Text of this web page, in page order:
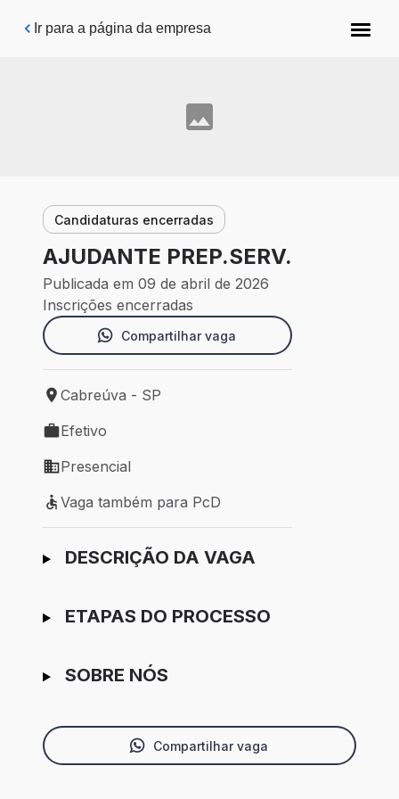
Pular para o conteúdo principal
Ir para a página da empresa
Candidaturas encerradas
AJUDANTE PREP.SERV.
Publicada em 09 de abril de 2026
Inscrições encerradas
Compartilhar vaga
Local de trabalho: Cabreúva - SP
Cabreúva - SP
Tipo de vaga: Efetivo
Efetivo
Modelo de trabalho: Presencial
Presencial
Vaga também para PcD
Vaga também para PcD
Ir para candidatura
DESCRIÇÃO DA VAGA
ETAPAS DO PROCESSO
SOBRE NÓS
Compartilhar vaga